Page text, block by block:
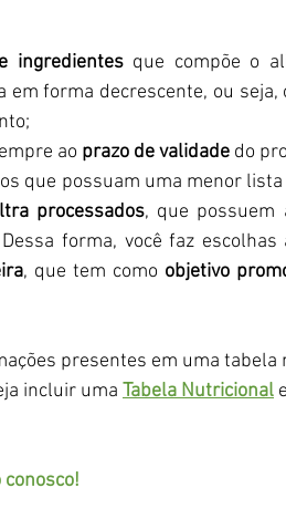
ingredientes que compõe o
em forma decrescente, ou
ao prazo de validade do
que possuam uma menor
processados, que possuem
forma, você faz escolhas
, que tem como objetivo
presentes em uma tabela
incluir uma Tabela Nutricional